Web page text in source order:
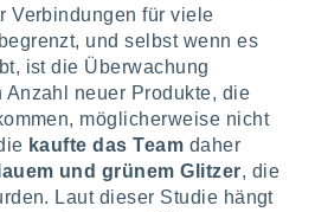
Verbindungen für viele
und selbst wenn es
ist die Überwachung
neuer Produkte, die
möglicherweise nicht
kaufte das Team daher
und grünem Glitzer, die
Laut dieser Studie hängt